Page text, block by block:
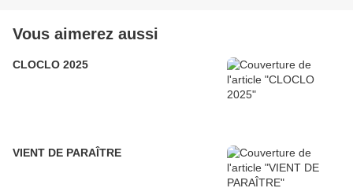
Vous aimerez aussi
CLOCLO 2025
VIENT DE PARAÎTRE